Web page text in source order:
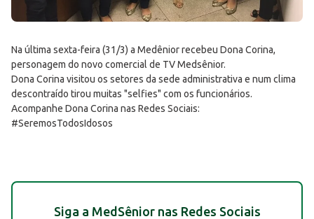
Na última sexta-feira (31/3) a Medênior recebeu Dona Corina,
personagem do novo comercial de TV Medsênior.
Dona Corina visitou os setores da sede administrativa e num clima
descontraído tirou muitas "selfies" com os funcionários.
Acompanhe Dona Corina nas Redes Sociais:
#SeremosTodosIdosos
Siga a MedSênior nas Redes Sociais